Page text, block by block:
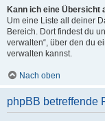
Kann ich eine Übersicht
Um eine Liste all deiner
Bereich. Dort findest du
verwalten“, über den du
verwalten kannst.
Nach oben
phpBB betreffende